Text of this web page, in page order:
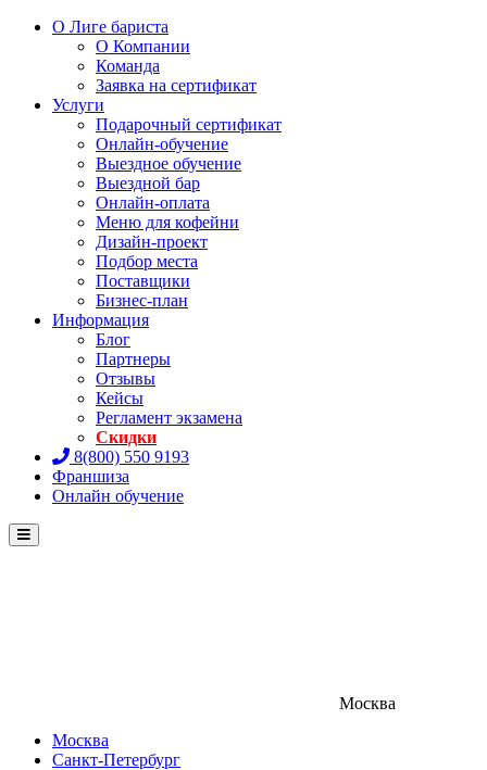
О Лиге бариста
О Компании
Команда
Заявка на сертификат
Услуги
Подарочный сертификат
Онлайн-обучение
Выездное обучение
Выездной бар
Онлайн-оплата
Меню для кофейни
Дизайн-проект
Подбор места
Поставщики
Бизнес-план
Информация
Блог
Партнеры
Отзывы
Кейсы
Регламент экзамена
Скидки
8(800) 550 9193
Франшиза
Онлайн обучение
Menu
Москва
Москва
Санкт-Петербург